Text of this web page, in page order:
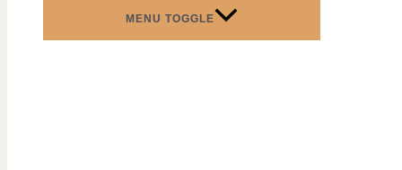
MENU TOGGLE